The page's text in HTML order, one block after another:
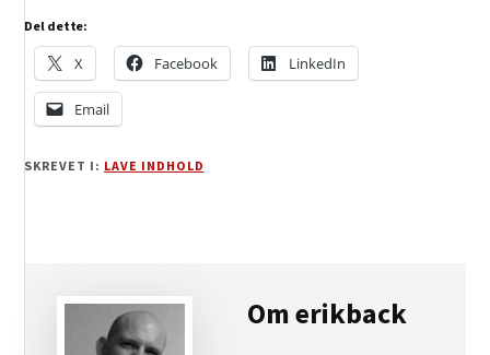
Del dette:
X Facebook LinkedIn
Email
SKREVET I: LAVE INDHOLD
Omerikback